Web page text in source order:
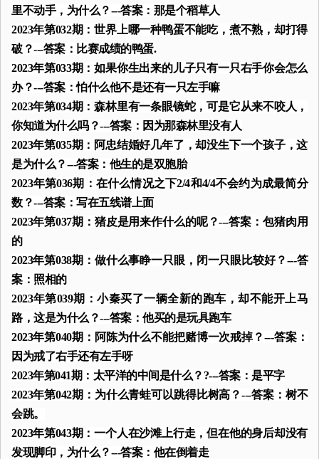
里不动手，为什么？---答案：那是个稻草人
2023年第032期：世界上哪一种鸭蛋不能吃，煮不熟，却打得
破？---答案：比赛成绩的鸭蛋.
2023年第033期：如果你生出来的儿子只有一只右手你会怎么
办？---答案：怕什么他不是还有一只左手嘛
2023年第034期：森林里有一条眼镜蛇，可是它从来不咬人，
你知道为什么吗？---答案：因为那森林里没有人
2023年第035期：阿忠结婚好几年了，却没生下一个孩子，这
是为什么？---答案：他生的是双胞胎
2023年第036期：在什么情况之下2/4和4/4不会约为成最简分
数？---答案：写在五线谱上面
2023年第037期：猪皮是用来作什么的呢？---答案：包猪肉用
的
2023年第038期：做什么事睁一只眼，闭一只眼比较好？---答
案：照相的
2023年第039期：小秦买了一辆全新的跑车，却不能开上马
路，这是为什么？---答案：他买的是玩具跑车
2023年第040期：阿陈为什么不能把赌博一次戒掉？---答案：
因为戒了右手还有左手呀
2023年第041期：太平洋的中间是什么？?---答案：是平字
2023年第042期：为什么青蛙可以跳得比树高？---答案：树不
会跳。
2023年第043期：一个人在沙滩上行走，但在他的身后却没有
发现脚印，为什么？---答案：他在倒着走